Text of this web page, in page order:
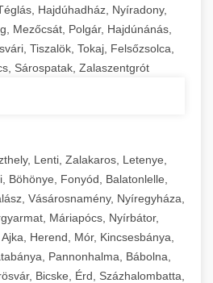
Hajdúhadház, Nyíradony,
Mezőcsát, Polgár, Hajdúnánás,
Tiszalök, Tokaj, Felsőzsolca,
Sárospatak, Zalaszentgrót
Lenti, Zalakaros, Letenye,
Böhönye, Fonyód, Balatonlelle,
Vásárosnamény, Nyíregyháza,
Máriapócs, Nyírbátor,
Herend, Mór, Kincsesbánya,
Pannonhalma, Bábolna,
Bicske, Érd, Százhalombatta,